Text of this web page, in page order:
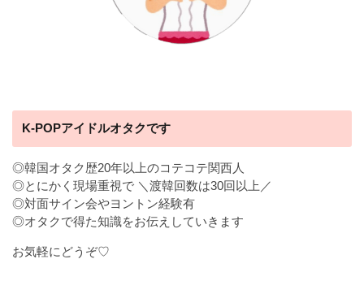
K-POPアイドルオタクです
◎韓国オタク歴20年以上のコテコテ関西人
◎とにかく現場重視で ＼渡韓回数は30回以上／
◎対面サイン会やヨントン経験有
◎オタクで得た知識をお伝えしていきます
お気軽にどうぞ♡